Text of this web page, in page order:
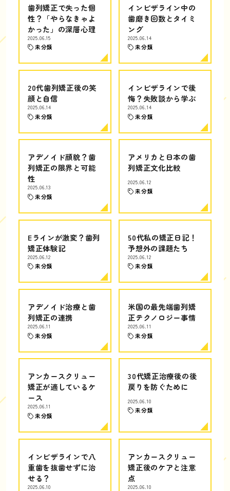
歯列矯正で失った個
性？「やらなきゃよ
かった」の深層心理
2025.06.15
未分類
インビザライン中の
歯磨き回数とタイミ
ング
2025.06.14
未分類
20代歯列矯正後の笑
顔と自信
2025.06.14
未分類
インビザラインで後
悔？失敗談から学ぶ
2025.06.14
未分類
アデノイド顔貌？歯
列矯正の限界と可能
性
2025.06.13
未分類
アメリカと日本の歯
列矯正文化比較
2025.06.12
未分類
Eラインが激変？歯列
矯正体験記
2025.06.12
未分類
50代私の矯正日記！
予想外の課題たち
2025.06.12
未分類
アデノイド治療と歯
列矯正の連携
2025.06.11
未分類
米国の最先端歯列矯
正テクノロジー事情
2025.06.11
未分類
アンカースクリュー
矯正が適しているケ
ース
2025.06.11
未分類
30代矯正治療後の後
戻りを防ぐために
2025.06.10
未分類
インビザラインで八
重歯を抜歯せずに治
せる？
2025.06.10
アンカースクリュー
矯正後のケアと注意
点
2025.06.10